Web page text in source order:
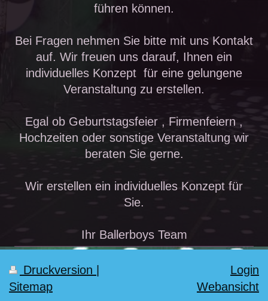
führen können.
Bei Fragen nehmen Sie bitte mit uns Kontakt
auf. Wir freuen uns darauf, Ihnen ein
individuelles Konzept für eine gelungene
Veranstaltung zu erstellen.
Egal ob Geburtstagsfeier , Firmenfeiern ,
Hochzeiten oder sonstige Veranstaltung wir
beraten Sie gerne.
Wir erstellen ein individuelles Konzept für
Sie.
Ihr Ballerboys Team
Druckversion |
Sitemap
Login
Webansicht